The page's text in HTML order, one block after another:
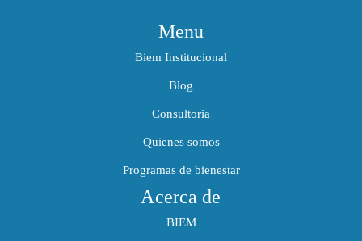
Menu
Biem Institucional
Blog
Consultoria
Quienes somos
Programas de bienestar
Acerca de
BIEM